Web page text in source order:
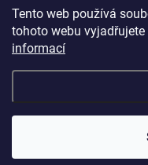
Tento web používá
tohoto webu
informacíKolik stojí